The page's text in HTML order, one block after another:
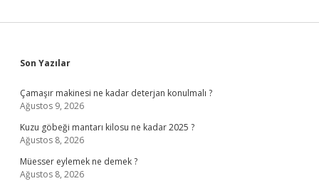
Sidebar
Son Yazılar
Çamaşır makinesi ne kadar deterjan konulmalı ?
Ağustos 9, 2026
Kuzu göbeği mantarı kilosu ne kadar 2025 ?
Ağustos 8, 2026
Müesser eylemek ne demek ?
Ağustos 8, 2026